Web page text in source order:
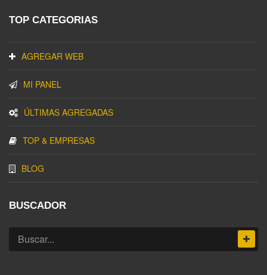
TOP CATEGORIAS
AGREGAR WEB
MI PANEL
ÚLTIMAS AGREGADAS
TOP & EMPRESAS
BLOG
BUSCADOR